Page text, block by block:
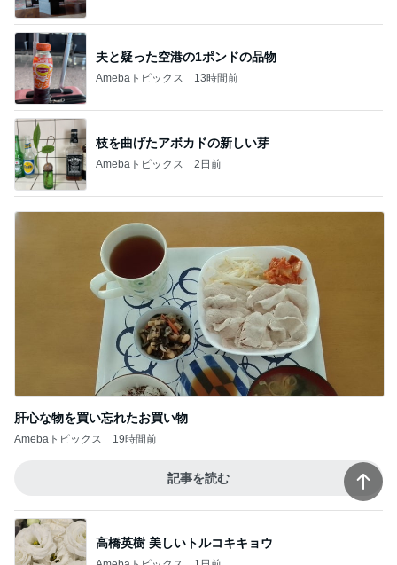
夫と疑った空港の1ポンドの品物
Amebaトピックス 13時間前
枝を曲げたアボカドの新しい芽
Amebaトピックス 2日前
肝心な物を買い忘れたお買い物
Amebaトピックス 19時間前
記事を読む
高橋英樹 美しいトルコキキョウ